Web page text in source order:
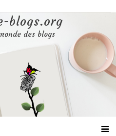
blogs.org
des blogs